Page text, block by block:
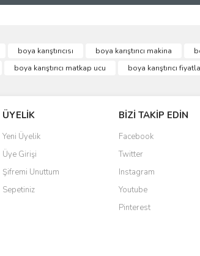
Bu ürüne ilk yorumu siz yapın!
boya karıştırıcısı boya karıştırıcı makina
boya karıştırıcı matkap ucu boya karıştırıcı
ÜYELİK
Yeni Üyelik
Üye Girişi
Şifremi Unuttum
Sepetiniz
BİZİ TAKİP EDİN
Facebook
Twitter
Instagram
Youtube
Pinterest